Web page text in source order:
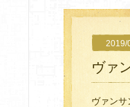
2019/
ヴァ
ヴァンサ